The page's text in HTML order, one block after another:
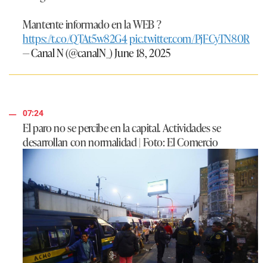
Mantente informado en la WEB ?
https://t.co/QTAt5w82G4pic.twitter.com/PjFCyTN80R
— Canal N (@canalN_)June 18, 2025
07:24
El paro no se percibe en la capital. Actividades se
desarrollan con normalidad | Foto: El Comercio